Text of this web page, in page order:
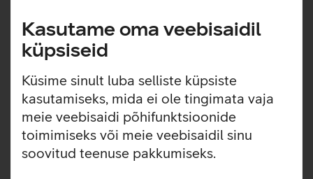
Kasutame oma veebisaidil
küpsiseid
Küsime sinult luba selliste küpsiste
kasutamiseks, mida ei ole tingimata vaja
meie veebisaidi põhifunktsioonide
toimimiseks või meie veebisaidil sinu
soovitud teenuse pakkumiseks.
Lisaks selgitusele teeme ka ettepanekuid selle
kohta, mida ja millises ulatuses oleks mõistlik
optimaalsete tulemuste saavutamiseks muuta.